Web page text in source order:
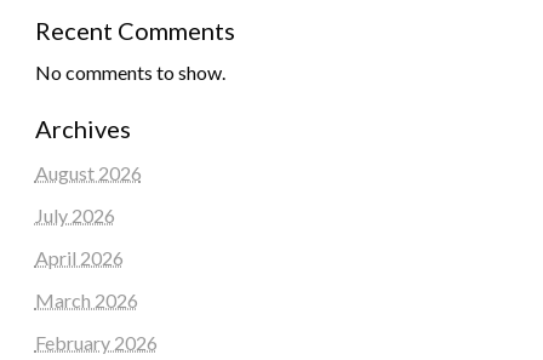
Recent Comments
No comments to show.
Archives
August 2026
July 2026
April 2026
March 2026
February 2026